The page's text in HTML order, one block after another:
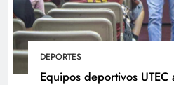
DEPORTES
Equipos deportivos UTEC